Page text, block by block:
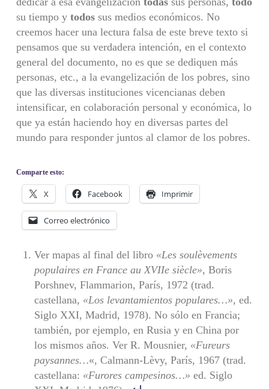
su tiempo y todossus medios económicos. No
creemos hacer una lectura falsa de este breve texto si
pensamos que su verdadera intención, en el contexto
general del documento, no es que se dediquen más
personas, etc., a la evangelización de los pobres, sino
que las diversas instituciones vicencianas deben
intensificar, en colaboración personal y económica, lo
que ya están haciendo hoy en diversas partes del
mundo para responder juntos al clamor de los pobres.
Comparte esto:
X Facebook Imprimir
Correo electrónico
Ver mapas al final del libro «Les soulèvements
populaires en France au XVIIe siècle», Boris
Porshnev, Flammarion, París, 1972 (trad.
castellana, «Los levantamientos populares…», ed.
Siglo XXI, Madrid, 1978). No sólo en Francia;
también, por ejemplo, en Rusia y en China por
los mismos años. Ver R. Mousnier, «Fureurs
paysannes…«, Calmann-Lèvy, París, 1967 (trad.
castellana: «Furores campesinos…» ed. Siglo